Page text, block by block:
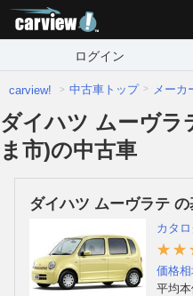
ログイン
carview! 中古車トップ メーカ
ダイハツ ムーヴラ
ま市)の中古車
ダイハツ ムーヴラテ の
カタ
価格
平均本